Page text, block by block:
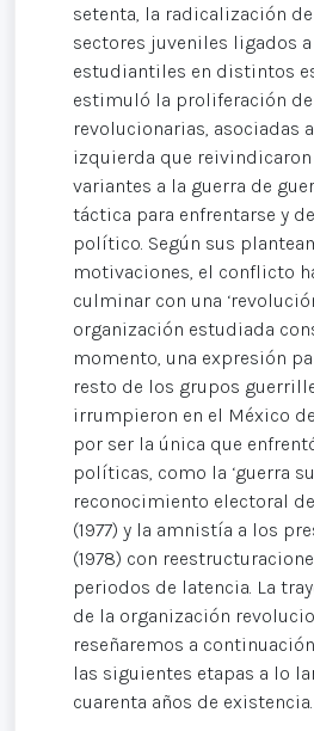
setenta, la radicalización
sectores juveniles ligados
estudiantiles en distintos
estimuló la proliferación
revolucionarias, asociadas
izquierda que
variantes a la guerra de
táctica para enfrentarse y
político. Según sus
motivaciones, el conflicto
culminar con una
organización estudiada
momento, una expresión
resto de los grupos
irrumpieron en el México
por ser la única que
políticas, como la ‘guerra
reconocimiento electoral
(1977) y la amnistía a los
(1978) con
periodos de latencia. La
de la organización
reseñaremos a
las siguientes etapas a lo
cuarenta años de existencia.